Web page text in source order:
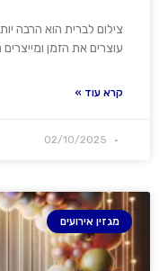
צילום לברית הוא הרבה
עוצרים את הזמן
קרא עוד »
מגזין אירועים